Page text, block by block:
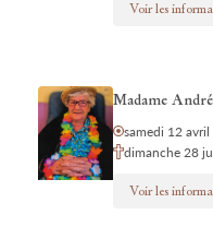
Voir les
Madame
samedi 12 avril
dimanche 28
Voir les